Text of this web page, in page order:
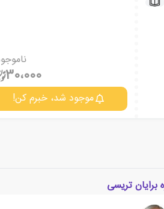
30،000
موجود شد، خبرم کن!
برایان تریسی